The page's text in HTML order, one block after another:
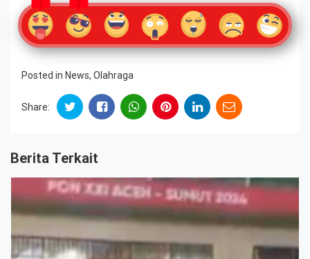
1 2
Posted in News, Olahraga
Share:
Berita Terkait